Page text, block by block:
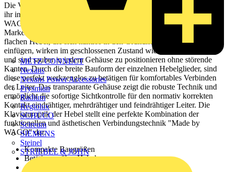
METZ CONNECT
Nexans
Nexans Power Accessories
Prysmian
Radium
Regiolux
SCHÜCO
Scireum
SIEMENS
Steinel
STRIEBEL & JOHN
Die Verbindungsklemme mit Hebel aus der Serie 221 besticht durch
ihr innovatives Design für verschiedene Leitungsquerschnitte. Die
WAGO-Klemme mit Hebel ist dadurch ein unverwechselbares
Markenzeichnen in der elektrischen Verbindungstechnik. Die
flachen Hebel, die sich nahtlos in den Grundkörper der 221
einfügen, wirken im geschlossenen Zustand wie aus einem Guss
und sind sauber in jedem Gehäuse zu positionieren ohne störende
Kanten. Durch die breite Bauform der einzelnen Hebelglieder, sind
diese perfekt werkzeuglos zu betätigen für komfortables Verbinden
der Leiter. Das transparante Gehäuse zeigt die robuste Technik und
ermöglicht die sofortige Sichtkontrolle für den normativ korrekten
Kontakt eindrähtiger, mehrdrähtiger und feindrähtiger Leiter. Die
Klaviaturoptik der Hebel stellt eine perfekte Kombination der
funktionellen und ästhetischen Verbindungstechnik "Made by
WAGO" dar.
Kompakte Baugrößen
Betätigung über Hebel
dauerhaft sichere Verbindungen